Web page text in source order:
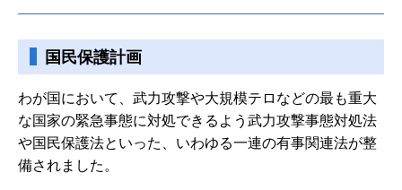
国民保護計画
わが国において、武力攻撃や大規模テロなどの最も重大
な国家の緊急事態に対処できるよう武力攻撃事態対処法
や国民保護法といった、いわゆる一連の有事関連法が整
備されました。